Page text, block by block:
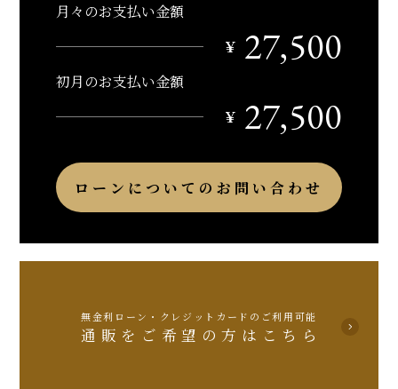
月々のお支払い金額
￥ 27,500
初月のお支払い金額
￥ 27,500
ローンについてのお問い合わせ
無金利ローン・クレジットカードのご利用可能
通販をご希望の方はこちら